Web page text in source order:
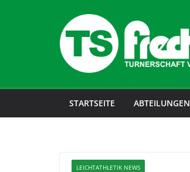
STARTSEITE ABTEILUNGEN
LEICHTATHLETIK NEWS